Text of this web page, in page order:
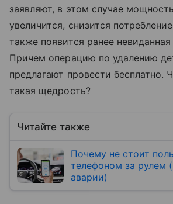
заявляют, в этом случае
увеличится, снизится
также появится ранее
Причем операцию по удалению
предлагают провести бесплатно.
такая щедрость?
Читайте также
Почему не стоит
телефоном за рулем
аварии)